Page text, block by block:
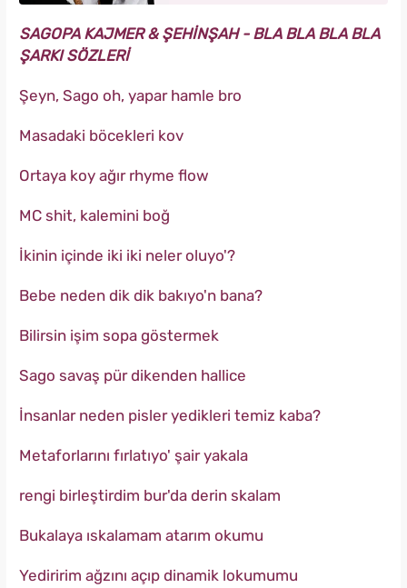
SAGOPA KAJMER & ŞEHİNŞAH - BLA BLA BLA BLA
ŞARKI SÖZLERİ
Şeyn, Sago oh, yapar hamle bro
Masadaki böcekleri kov
Ortaya koy ağır rhyme flow
MC shit, kalemini boğ
İkinin içinde iki iki neler oluyo'?
Bebe neden dik dik bakıyo'n bana?
Bilirsin işim sopa göstermek
Sago savaş pür dikenden hallice
İnsanlar neden pisler yedikleri temiz kaba?
Metaforlarını fırlatıyo' şair yakala
rengi birleştirdim bur'da derin skalam
Bukalaya ıskalamam atarım okumu
Yediririm ağzını açıp dinamik lokumumu